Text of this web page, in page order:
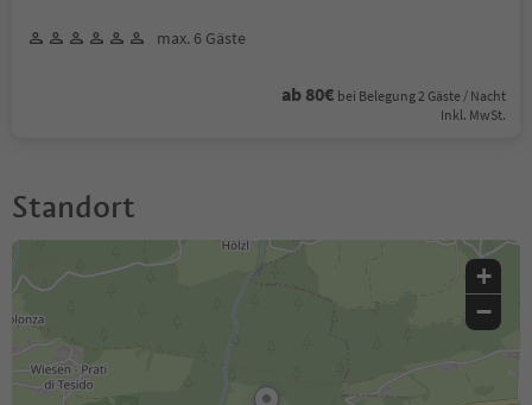
max. 6 Gäste
ab 80€ bei Belegung 2 Gäste / Nacht
Inkl. MwSt.
Standort
+
−